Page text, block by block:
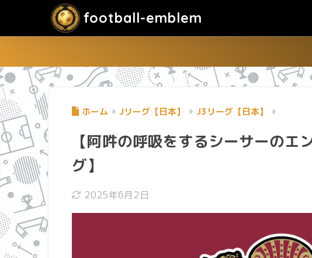
football-emblem
ホーム Jリーグ【日本】 J3リーグ【日本】
【阿吽の呼吸をするシーサーのエ
グ】
2025年6月2日